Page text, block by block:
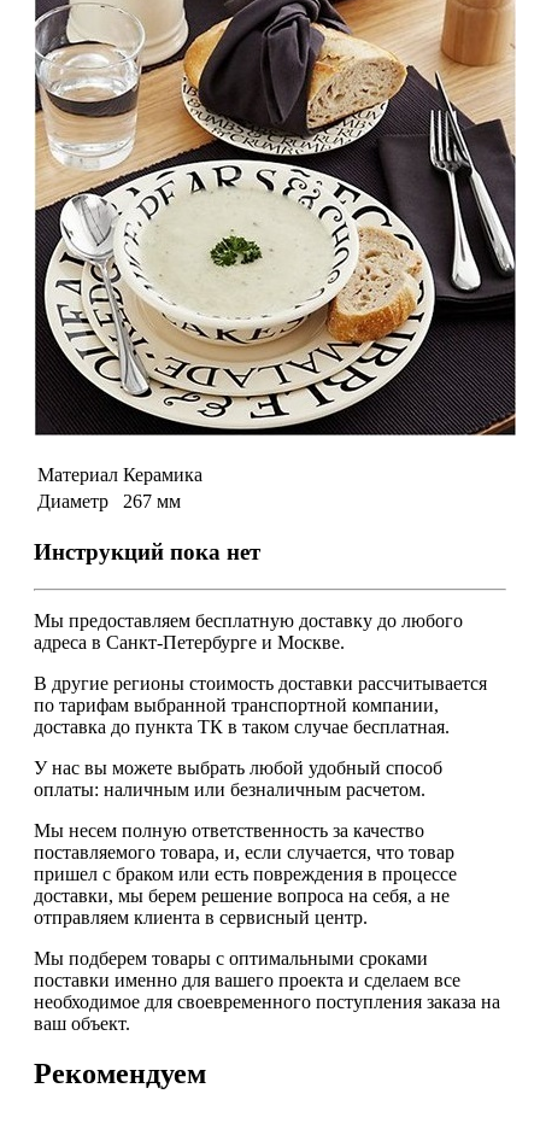
Материал Керамика
Диаметр
267 мм
Инструкций пока нет
Мы предоставляем бесплатную доставку до любого
адреса в Санкт-Петербурге и Москве.
В другие регионы стоимость доставки рассчитывается
по тарифам выбранной транспортной компании,
доставка до пункта ТК в таком случае бесплатная.
У нас вы можете выбрать любой удобный способ
оплаты: наличным или безналичным расчетом.
Мы несем полную ответственность за качество
поставляемого товара, и, если случается, что товар
пришел с браком или есть повреждения в процессе
доставки, мы берем решение вопроса на себя, а не
отправляем клиента в сервисный центр.
Мы подберем товары с оптимальными сроками
поставки именно для вашего проекта и сделаем все
необходимое для своевременного поступления заказа на
ваш объект.
Рекомендуем